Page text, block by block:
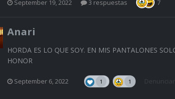
September 19, 2022 3 respuestas 7
Anari
HORDA ES LO QUE SOY. EN MIS PANTALONES
HONOR
September 6, 2022 1 1 Denunciar